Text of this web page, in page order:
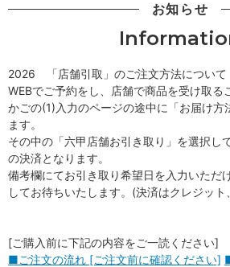
お知らせ
2026 「店舗引取」のご注文方法について
WEBでご予約をし、店舗で商品を受け取る
かごの(1)入力のページの途中に「お届け方
ます。
その中の「六甲店舗お引き取り」を選択し
の決済となります。
備考欄にてお引き取り希望日を入力いただ
してお待ちいたします。(決済はクレジッ
[ご購入前に下記の内容をご一読ください]
■ご注文の流れ [ご注文前に確認ください]